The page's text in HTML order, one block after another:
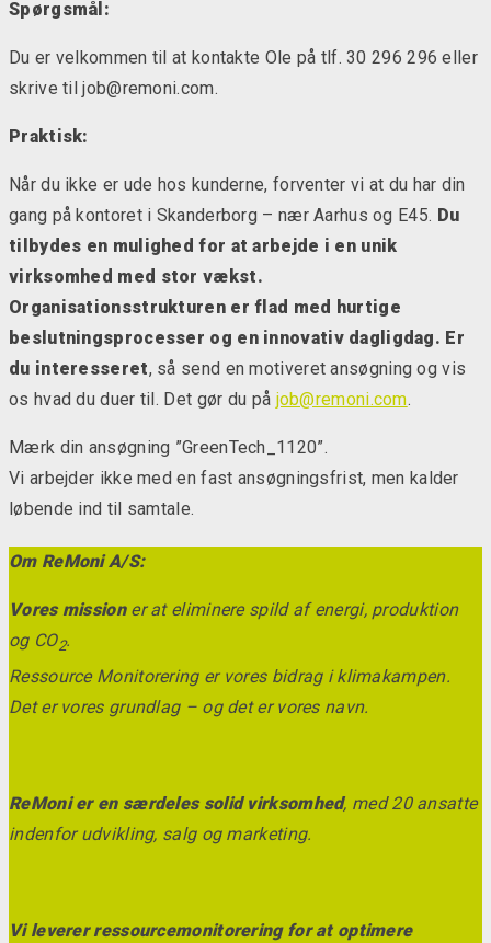
Spørgsmål:
Du er velkommen til at kontakte Ole på tlf. 30 296 296 eller
skrive til job@remoni.com.
Praktisk:
Når du ikke er ude hos kunderne, forventer vi at du har din
gang på kontoret i Skanderborg – nær Aarhus og E45. Du
tilbydes en mulighed for at arbejde i en unik
virksomhed med stor vækst.
Organisationsstrukturen er flad med hurtige
beslutningsprocesser og en innovativ dagligdag. Er
du interesseret, så send en motiveret ansøgning og vis
os hvad du duer til. Det gør du på job@remoni.com.
Mærk din ansøgning ”GreenTech_1120”.
Vi arbejder ikke med en fast ansøgningsfrist, men kalder
løbende ind til samtale.
Om ReMoni A/S:
Vores missioner at eliminere spild af energi, produktion
og CO2.
Ressource Monitorering er vores bidrag i klimakampen.
Det er vores grundlag – og det er vores navn.
ReMoni er en særdeles solid virksomhed, med 20 ansatte
indenfor udvikling, salg og marketing.
Vi leverer ressourcemonitorering for at optimere